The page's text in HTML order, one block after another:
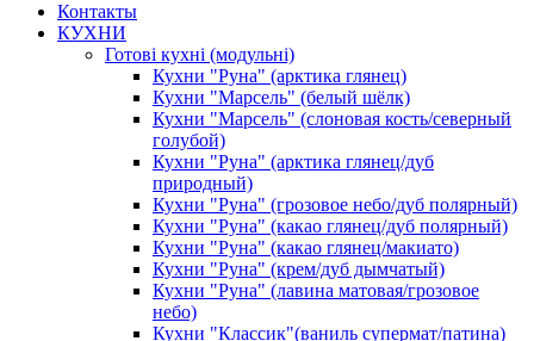
Контакты
КУХНИ
Готові кухні (модульні)
Кухни "Руна" (арктика глянец)
Кухни "Марсель" (белый шёлк)
Кухни "Марсель" (слоновая кость/северный
голубой)
Кухни "Руна" (арктика глянец/дуб
природный)
Кухни "Руна" (грозовое небо/дуб полярный)
Кухни "Руна" (какао глянец/дуб полярный)
Кухни "Руна" (какао глянец/макиато)
Кухни "Руна" (крем/дуб дымчатый)
Кухни "Руна" (лавина матовая/грозовое
небо)
Кухни "Классик"(ваниль супермат/патина)